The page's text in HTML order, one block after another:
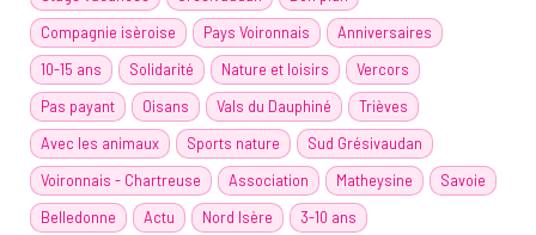
Compagnie isèroise
Pays Voironnais
Anniversaires
10-15 ans
Solidarité Nature et loisirs
Vercors
Pas payant
Oisans Vals du Dauphiné
Trièves
Avec les animaux
Sports nature
Sud Grésivaudan
Voironnais - Chartreuse
Association Matheysine
Savoie
Belledonne
Actu Nord Isère
3-10 ans